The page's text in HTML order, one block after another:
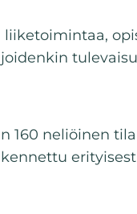
160 neliöinen